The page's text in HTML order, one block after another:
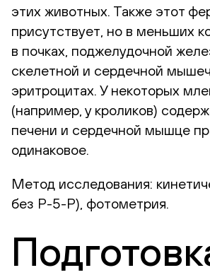
этих животных. Также этот
присутствует, но в меньших
в почках, поджелудочной
скелетной и сердечной
эритроцитах. У некоторых
(например, у кроликов)
печени и сердечной мышце
одинаковое.
Метод исследования:
без Р-5-Р), фотометрия.